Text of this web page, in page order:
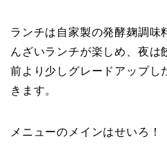
ランチは自家製の発酵麹調味
んざいランチが楽しめ、夜は
前より少しグレードアップし
きます。
メニューのメインはせいろ！